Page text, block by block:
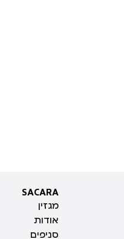
SACARA
SACARA
מגזין
אודות
סניפים